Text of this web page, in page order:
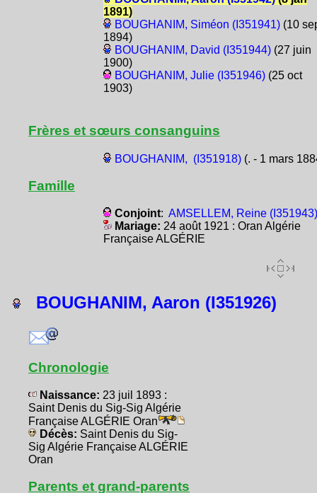
1891)
BOUGHANIM, Siméon (I351941)(10
1894)
BOUGHANIM, David (I351944)(27 juin
1900)
BOUGHANIM, Julie (I351946)(25 oct
1903)
Frères et sœurs consanguins
BOUGHANIM, (I351918)(. - 1 mars
Famille
Conjoint: AMSELLEM, Reine (I351943)
Mariage: 24 août 1921 : Oran Algérie
Française ALGÉRIE
BOUGHANIM, Aaron (I351926)
Chronologie
Naissance: 23 juil 1893 :
Saint Denis du Sig-Sig Algérie
Française ALGÉRIE Oran
Décès: Saint Denis du Sig-
Sig Algérie Française ALGÉRIE
Oran
Parents et grand-parents